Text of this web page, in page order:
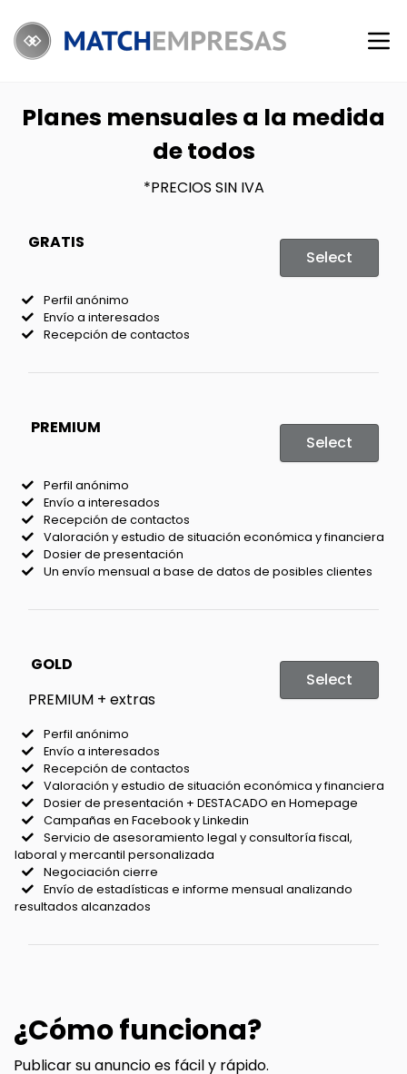
Planes mensuales a la medida
de todos
*PRECIOS SIN IVA
GRATIS
Select
Perfil anónimo
Envío a interesados
Recepción de contactos
PREMIUM
Select
Perfil anónimo
Envío a interesados
Recepción de contactos
Valoración y estudio de situación económica y financiera
Dosier de presentación
Un envío mensual a base de datos de posibles clientes
GOLD
PREMIUM + extras
Select
Perfil anónimo
Envío a interesados
Recepción de contactos
Valoración y estudio de situación económica y financiera
Dosier de presentación + DESTACADO en Homepage
Campañas en Facebook y Linkedin
Servicio de asesoramiento legal y consultoría fiscal,
laboral y mercantil personalizada
Negociación cierre
Envío de estadísticas e informe mensual analizando
resultados alcanzados
¿Cómo funciona?
Publicar su anuncio es fácil y rápido.